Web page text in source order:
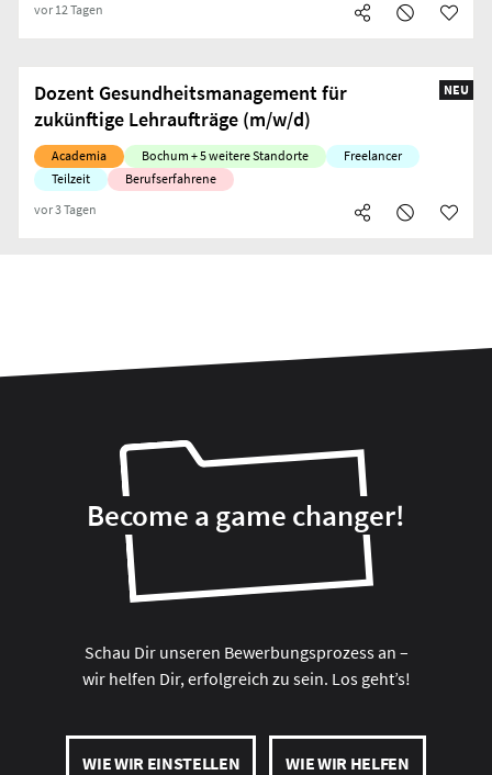
vor 12 Tagen
NEU
Dozent Gesundheitsmanagement für
zukünftige Lehraufträge (m/w/d)
Academia Bochum + 5 weitere Standorte
Freelancer
Teilzeit
Berufserfahrene
vor 3 Tagen
Become a game changer!
Schau Dir unseren Bewerbungsprozess an –
wir helfen Dir, erfolgreich zu sein. Los geht’s!
WIE WIR EINSTELLEN WIE WIR HELFEN